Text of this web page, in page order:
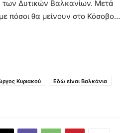
Δυτικών Βαλκανίων. Μετά
πόσοι θα μείνουν στο Κόσοβο…
Κυριακού
Εδώ είναι Βαλκάνια